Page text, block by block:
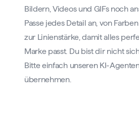
Bildern, Videos und GIFs noch
Passe jedes Detail an, von
zur Linienstärke, damit alles
Marke passt. Du bist dir nicht
Bitte einfach unseren KI-
übernehmen.